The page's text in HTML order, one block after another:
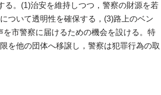
。(1)治安を維持しつつ，警察の財源を若
ついて透明性を確保する，(3)路上のベン
市警察に届けるための機会を設ける。特
を他の団体へ移譲し，警察は犯罪行為の取